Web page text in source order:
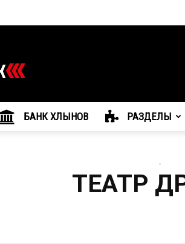
БАНК ХЛЫНОВ РАЗДЕЛЫ
-
ТЕАТР